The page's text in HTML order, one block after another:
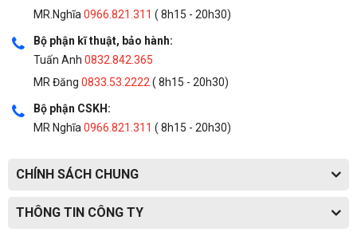
MR.Nghĩa0966.821.311 ( 8h15 - 20h30)
Bộ phận kĩ thuật, bảo hành:
Tuấn Anh 0832.842.365
MR Đăng 0833.53.2222( 8h15 - 20h30)
Bộ phận CSKH:
MR Nghĩa0966.821.311 ( 8h15 - 20h30)
CHÍNH SÁCH CHUNG
THÔNG TIN CÔNG TY